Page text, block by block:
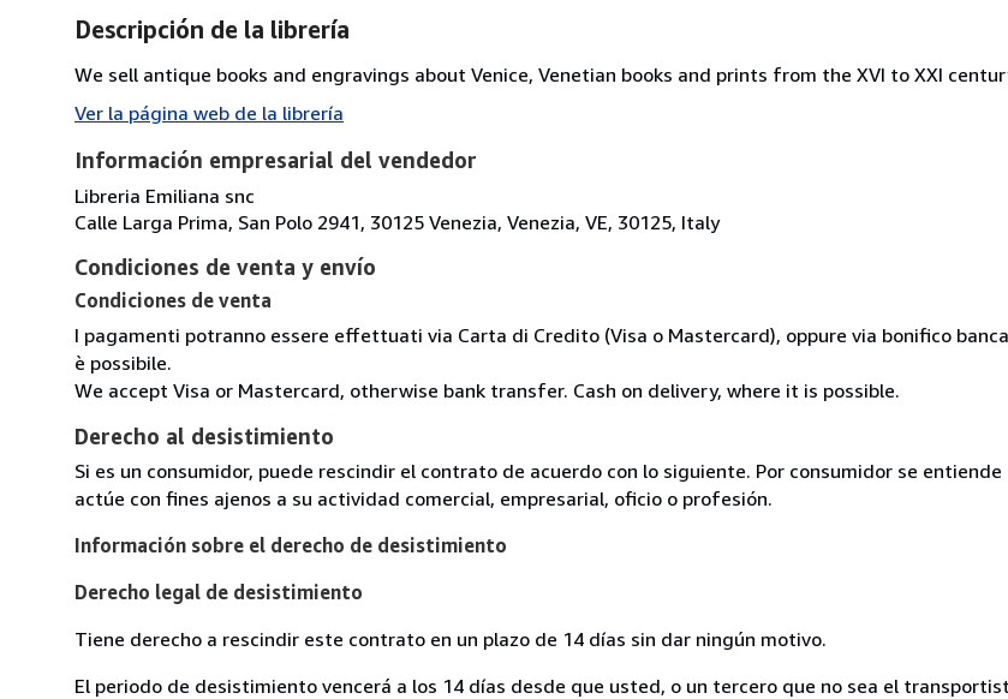
Descripción de la librería
We sell antique books and engravings about Venice, Venetian books and prints from the XVI to XXI
Ver la página web de la librería
Información empresarial del vendedor
Libreria Emiliana snc
Calle Larga Prima, San Polo 2941, 30125 Venezia, Venezia, VE, 30125, Italy
Condiciones de venta y envío
Condiciones de venta
I pagamenti potranno essere effettuati via Carta di Credito (Visa o Mastercard), oppure via bonifico
è possibile.
We accept Visa or Mastercard, otherwise bank transfer. Cash on delivery, where it is possible.
Derecho al desistimiento
Si es un consumidor, puede rescindir el contrato de acuerdo con lo siguiente. Por consumidor se
actúe con fines ajenos a su actividad comercial, empresarial, oficio o profesión.
Información sobre el derecho de desistimiento
Derecho legal de desistimiento
Tiene derecho a rescindir este contrato en un plazo de 14 días sin dar ningún motivo.
El periodo de desistimiento vencerá a los 14 días desde que usted, o un tercero que no sea el